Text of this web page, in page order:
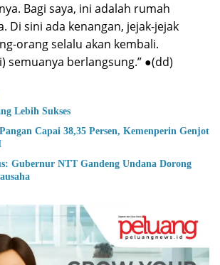
Bagi saya, ini adalah rumah
Di sini ada kenangan, jejak-jejak
orang selalu akan kembali.
semuanya berlangsung.” ●(dd)
Lebih Sukses
Capai 38,35 Persen, Kemenperin Genjot
Gubernur NTT Gandeng Undana Dorong